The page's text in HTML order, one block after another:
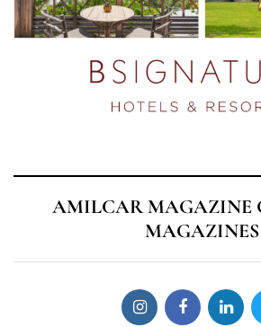
AMILCAR MAGAZINE
MAGAZINES